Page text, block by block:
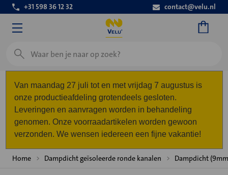
+31 598 36 12 32 contact@velu.nl
Zoeken
Van maandag 27 juli tot en met vrijdag 7 augustus is
onze productieafdeling grotendeels gesloten.
Leveringen en aanvragen worden in behandeling
genomen. Onze voorraadartikelen worden gewoon
verzonden. We wensen iedereen een fijne vakantie!
Home Dampdicht geïsoleerde ronde kanalen Dampdicht